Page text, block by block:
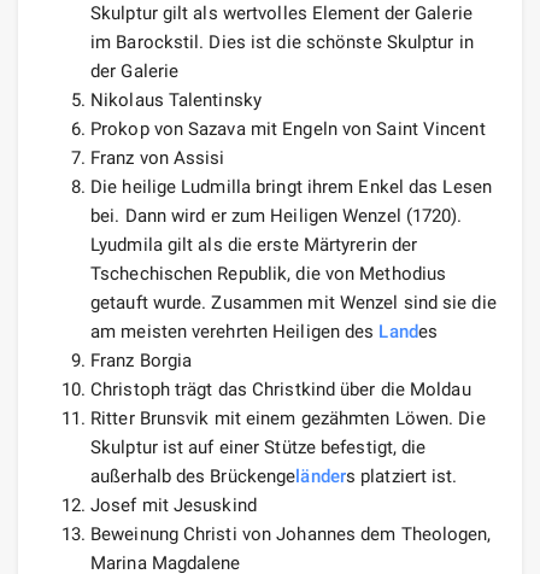
Skulptur gilt als wertvolles Element der Galerie
im Barockstil. Dies ist die schönste Skulptur in
der Galerie
Nikolaus Talentinsky
Prokop von Sazava mit Engeln von Saint Vincent
Franz von Assisi
Die heilige Ludmilla bringt ihrem Enkel das Lesen
bei. Dann wird er zum Heiligen Wenzel (1720).
Lyudmila gilt als die erste Märtyrerin der
Tschechischen Republik, die von Methodius
getauft wurde. Zusammen mit Wenzel sind sie die
am meisten verehrten Heiligen des Landes
Franz Borgia
Christoph trägt das Christkind über die Moldau
Ritter Brunsvik mit einem gezähmten Löwen. Die
Skulptur ist auf einer Stütze befestigt, die
außerhalb des Brückengeländers platziert ist.
Josef mit Jesuskind
Beweinung Christi von Johannes dem Theologen,
Marina Magdalene